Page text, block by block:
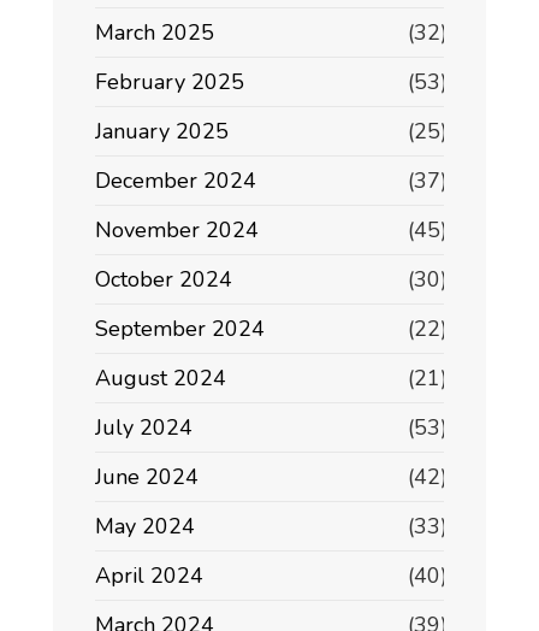
March 2025
(32)
February 2025
(53)
January 2025
(25)
December 2024
(37)
November 2024
(45)
October 2024
(30)
September 2024
(22)
August 2024
(21)
July 2024
(53)
June 2024
(42)
May 2024
(33)
April 2024
(40)
March 2024
(39)